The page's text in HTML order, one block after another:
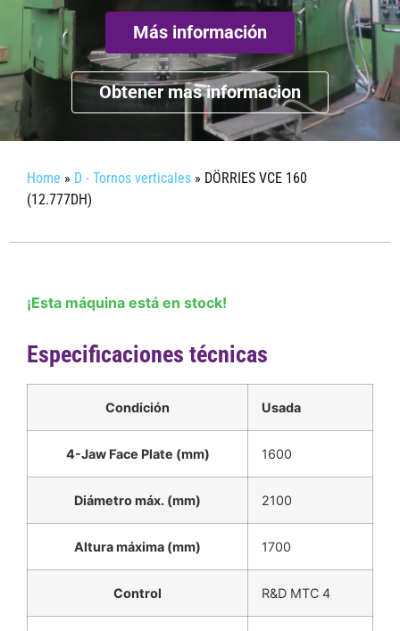
Más información
Obtener mas informacion
Home » D - Tornos verticales » DÖRRIES VCE 160
(12.777DH)
¡Esta máquina está en stock!
Especificaciones técnicas
Condición Usada
4-Jaw Face Plate (mm) 1600
Diámetro máx. (mm) 2100
Altura máxima (mm) 1700
Control R&D MTC 4